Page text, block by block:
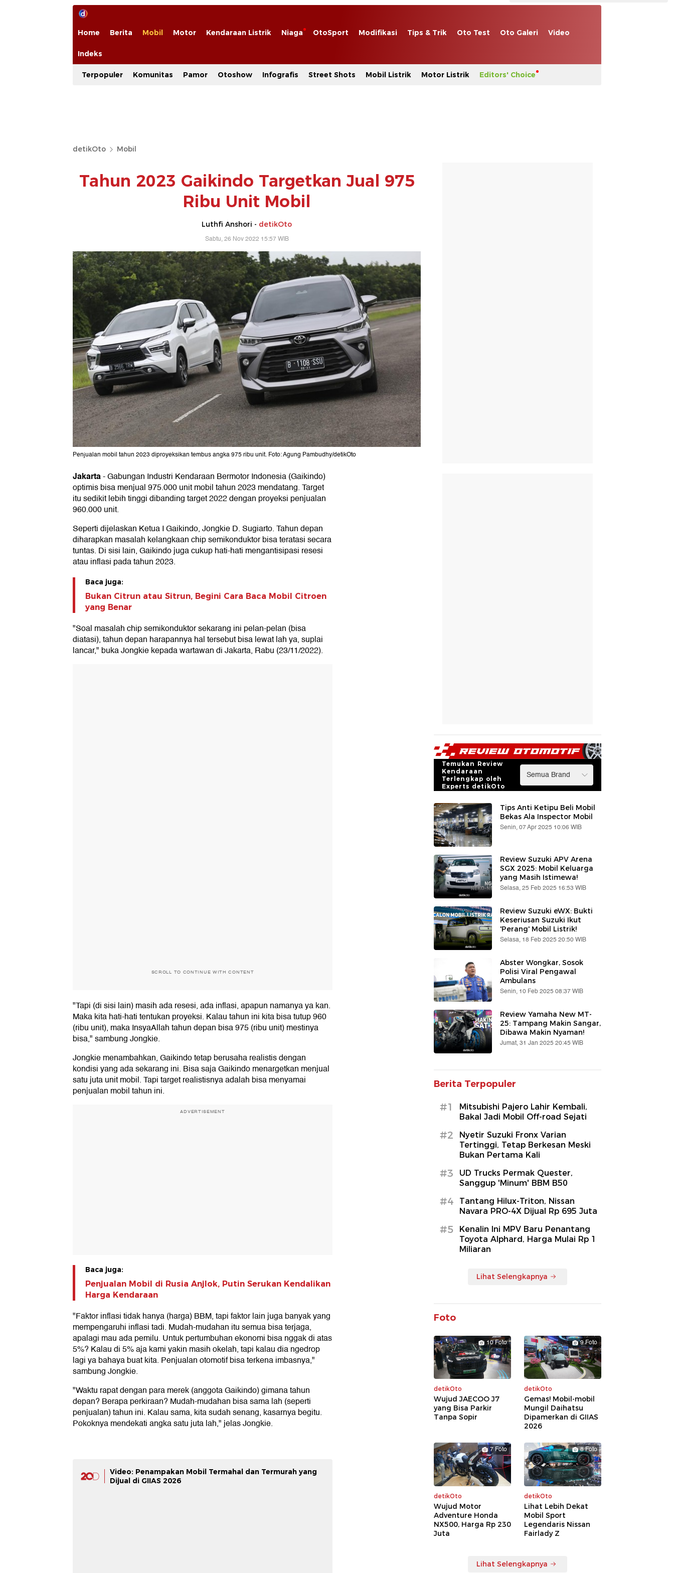
Home Berita Mobil Motor Kendaraan Listrik Niaga OtoSport Modifikasi Tips & Trik Oto Test Oto Galeri Video
Indeks
Terpopuler Komunitas Pamor Otoshow Infografis Street Shots Mobil Listrik Motor Listrik Editors' Choice
detikOto Mobil
Tahun 2023 Gaikindo Targetkan Jual 975
Ribu Unit Mobil
Luthfi Anshori - detikOto
Sabtu, 26 Nov 2022 15:57 WIB
Penjualan mobil tahun 2023 diproyeksikan tembus angka 975 ribu unit. Foto: Agung Pambudhy/detikOto
Jakarta-Gabungan Industri Kendaraan Bermotor Indonesia (Gaikindo)
optimis bisa menjual 975.000 unit mobil tahun 2023 mendatang. Target
itu sedikit lebih tinggi dibanding target 2022 dengan proyeksi penjualan
960.000 unit.
Seperti dijelaskan Ketua I Gaikindo, Jongkie D. Sugiarto. Tahun depan
diharapkan masalah kelangkaan chip semikonduktor bisa teratasi secara
tuntas. Di sisi lain, Gaikindo juga cukup hati-hati mengantisipasi resesi
atau inflasi pada tahun 2023.
Baca juga:
Bukan Citrun atau Sitrun, Begini Cara Baca Mobil Citroen
yang Benar
"Soal masalah chip semikonduktor sekarang ini pelan-pelan (bisa
diatasi), tahun depan harapannya hal tersebut bisa lewat lah ya, suplai
lancar," buka Jongkie kepada wartawan di Jakarta, Rabu (23/11/2022).
SCROLL TO CONTINUE WITH CONTENT
"Tapi (di sisi lain) masih ada resesi, ada inflasi, apapun namanya ya kan.
Maka kita hati-hati tentukan proyeksi. Kalau tahun ini kita bisa tutup 960
(ribu unit), maka InsyaAllah tahun depan bisa 975 (ribu unit) mestinya
bisa," sambung Jongkie.
Jongkie menambahkan, Gaikindo tetap berusaha realistis dengan
kondisi yang ada sekarang ini. Bisa saja Gaikindo menargetkan menjual
satu juta unit mobil. Tapi target realistisnya adalah bisa menyamai
penjualan mobil tahun ini.
ADVERTISEMENT
Baca juga:
Penjualan Mobil di Rusia Anjlok, Putin Serukan Kendalikan
Harga Kendaraan
"Faktor inflasi tidak hanya (harga) BBM, tapi faktor lain juga banyak yang
mempengaruhi inflasi tadi. Mudah-mudahan itu semua bisa terjaga,
apalagi mau ada pemilu. Untuk pertumbuhan ekonomi bisa nggak di atas
5%? Kalau di 5% aja kami yakin masih okelah, tapi kalau dia ngedrop
lagi ya bahaya buat kita. Penjualan otomotif bisa terkena imbasnya,"
sambung Jongkie.
"Waktu rapat dengan para merek (anggota Gaikindo) gimana tahun
depan? Berapa perkiraan? Mudah-mudahan bisa sama lah (seperti
penjualan) tahun ini. Kalau sama, kita sudah senang, kasarnya begitu.
Pokoknya mendekati angka satu juta lah," jelas Jongkie.
Video: Penampakan Mobil Termahal dan Termurah yang
Dijual di GIIAS 2026
Temukan Review
Kendaraan
Terlengkap oleh
Experts detikOto
Tips Anti Ketipu Beli Mobil
Bekas Ala Inspector Mobil
Senin, 07 Apr 2025 10:06 WIB
Review Suzuki APV Arena
SGX 2025: Mobil Keluarga
yang Masih Istimewa!
Selasa, 25 Feb 2025 16:53 WIB
Review Suzuki eWX: Bukti
Keseriusan Suzuki Ikut
'Perang' Mobil Listrik!
Selasa, 18 Feb 2025 20:50 WIB
Abster Wongkar, Sosok
Polisi Viral Pengawal
Ambulans
Senin, 10 Feb 2025 08:37 WIB
Review Yamaha New MT-
25: Tampang Makin Sangar,
Dibawa Makin Nyaman!
Jumat, 31 Jan 2025 20:45 WIB
Berita Terpopuler
#1
Mitsubishi Pajero Lahir Kembali,
Bakal Jadi Mobil Off-road Sejati
#2
Nyetir Suzuki Fronx Varian
Tertinggi, Tetap Berkesan Meski
Bukan Pertama Kali
#3
UD Trucks Permak Quester,
Sanggup 'Minum' BBM B50
#4
Tantang Hilux-Triton, Nissan
Navara PRO-4X Dijual Rp 695 Juta
#5
Kenalin Ini MPV Baru Penantang
Toyota Alphard, Harga Mulai Rp 1
Miliaran
Lihat Selengkapnya
Foto
10 Foto
detikOto
Wujud JAECOO J7
yang Bisa Parkir
Tanpa Sopir
9 Foto
detikOto
Gemas! Mobil-mobil
Mungil Daihatsu
Dipamerkan di GIIAS
2026
7 Foto
detikOto
Wujud Motor
Adventure Honda
NX500, Harga Rp 230
Juta
8 Foto
detikOto
Lihat Lebih Dekat
Mobil Sport
Legendaris Nissan
Fairlady Z
Lihat Selengkapnya